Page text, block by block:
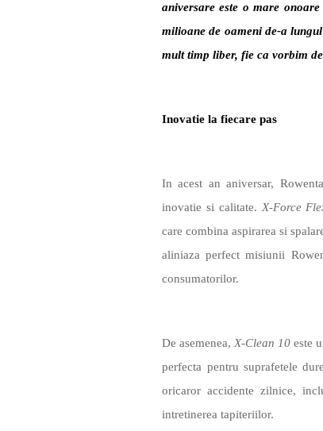
aniversare este o mare
milioane de oameni de-a
mult timp liber, fie ca vorbim
Inovatie la fiecare pas
In acest an aniversar,
inovatie si calitate. X-Force
care combina aspirarea si
aliniaza perfect misiunii
consumatorilor.
De asemenea, X-Clean 10 este
perfecta pentru suprafetele
oricaror accidente zilnice,
intretinerea tapiteriilor.